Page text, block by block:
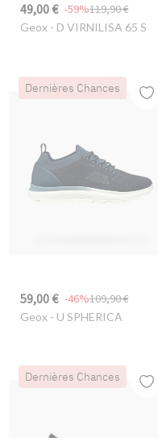
49,00 € 119,90 €
-59%
Geox- D VIRNILISA 65 S
Dernières Chances
59,00 € 109,90 €
-46%
Geox- U SPHERICA
Dernières Chances